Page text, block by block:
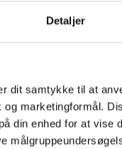
Detaljer
dit samtykke til at
marketingformål.
din enhed for at vise
KULTUR